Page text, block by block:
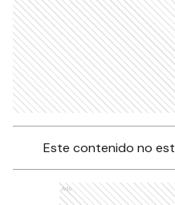
Este contenido no
Ads